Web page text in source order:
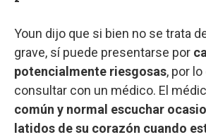
Youn dijo que si bien no se trata
grave, sí puede presentarse por
potencialmente riesgosas, por
consultar con un médico. El
común y normal escuchar
latidos de su corazón cuando